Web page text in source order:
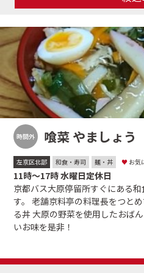
時間外 喰菜 やましょう
左京区北部 和食・寿司 麺・丼 ♥ お気
11時～17時 水曜日定休日
京都バス大原停留所すぐにある
す。 老舗京料亭の料理長をつと
る丼 大原の野菜を使用したおば
いお味を是非！